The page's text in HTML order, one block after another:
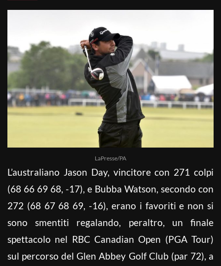
LaPresse/PA
L’australiano Jason Day, vincitore con 271 colpi
(68 66 69 68, -17), e Bubba Watson, secondo con
272 (68 67 68 69, -16), erano i favoriti e non si
sono smentiti regalando, peraltro, un finale
spettacolo nel RBC Canadian Open (PGA Tour)
sul percorso del Glen Abbey GolfClub (par 72), a